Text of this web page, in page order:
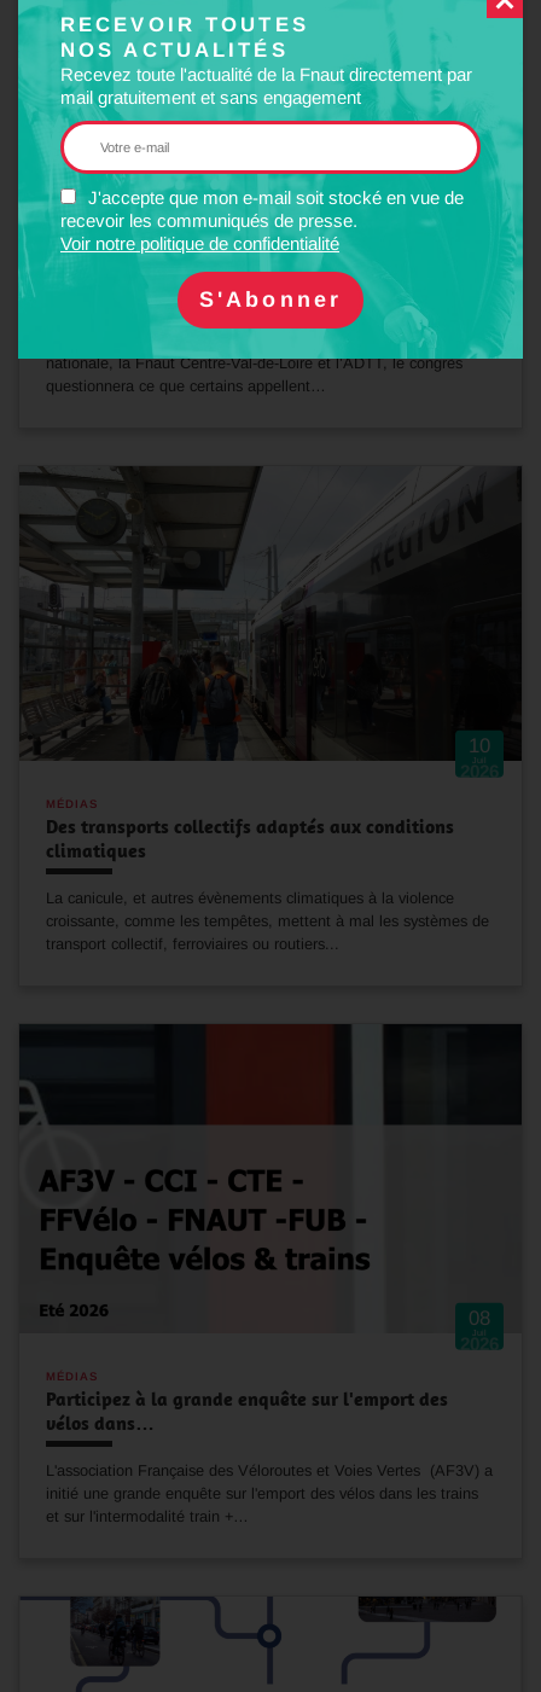
RECEVOIR TOUTES
NOS ACTUALITÉS
Recevez toute l'actualité de la Fnaut directement par
mail gratuitement et sans engagement
J'accepte que mon e-mail soit stocké en vue de
recevoir les communiqués de presse.
Voir notre politique de confidentialité
EVÈNEMENT
Congrès de Tours (20, 21 et 22 novembre 2026)
Cette année, à l’initiative de la Fnaut, et coorganisé par la Fnaut
nationale, la Fnaut Centre-Val-de-Loire et l’ADTT, le congrès
questionnera ce que certains appellent…
10
Juil
2026
MÉDIAS
Des transports collectifs adaptés aux conditions
climatiques
La canicule, et autres évènements climatiques à la violence
croissante, comme les tempêtes, mettent à mal les systèmes de
transport collectif, ferroviaires ou routiers...
08
Juil
2026
MÉDIAS
Participez à la grande enquête sur l'emport des
vélos dans…
L'association Française des Véloroutes et Voies Vertes (AF3V) a
initié une grande enquête sur l'emport des vélos dans les trains
et sur l'intermodalité train +…